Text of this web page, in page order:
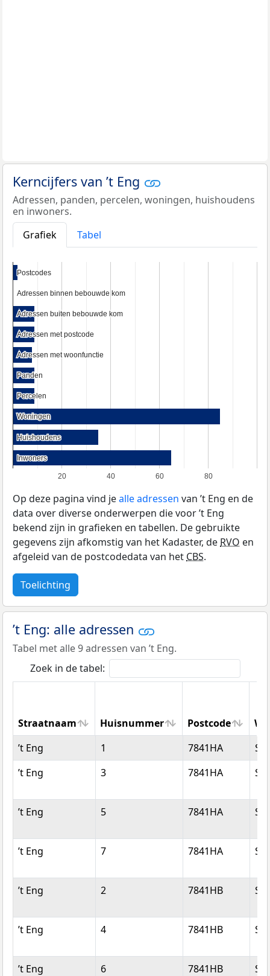
Kerncijfers van ’t Eng
Adressen, panden, percelen, woningen, huishoudens
en inwoners.
Grafiek
Tabel
20 40 60 80
Postcodes
Postcodes
Adressen binnen bebouwde kom
Adressen binnen bebouwde kom
Adressen buiten bebouwde kom
Adressen buiten bebouwde kom
Adressen met postcode
Adressen met postcode
Adressen met woonfunctie
Adressen met woonfunctie
Panden
Panden
Percelen
Percelen
Woningen
Woningen
Huishoudens
Huishoudens
Inwoners
Inwoners
Op deze pagina vind jealle adressen van ’t Eng en de
data over diverse onderwerpen die voor ’t Eng
bekend zijn in grafieken en tabellen. De gebruikte
gegevens zijn afkomstig van het Kadaster, deRVO en
afgeleid van de postcodedata van hetCBS.
Toelichting
’t Eng: alle adressen
Tabel met alle 9 adressen van ’t Eng.
Zoek in de tabel:
Straatnaam Huisnummer Postcode
Straatnaam
Huisnummer Postcode
’t Eng 1 7841HA
’t Eng
3 7841HA
’t Eng 5 7841HA
’t Eng 7 7841HA
’t Eng 2 7841HB
’t Eng 4 7841HB
’t Eng 6 7841HB